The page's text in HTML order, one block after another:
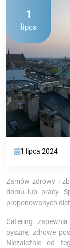
1 lipca 2024
1
lipca
Zamów zdrowy i
domu lub pracy.
proponowanych
Catering
pyszne, zdrowe
Niezależnie od